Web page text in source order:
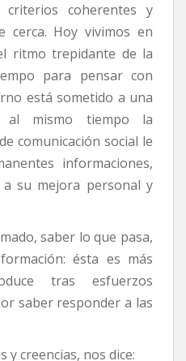
coherentes y
cerca. Hoy vivimos en
ritmo trepidante de la
para pensar con
está sometido a una
al mismo tiempo la
comunicación social le
informaciones,
su mejora personal y
saber lo que pasa,
ésta es más
tras esfuerzos
saber responder a las
y creencias, nos dice: